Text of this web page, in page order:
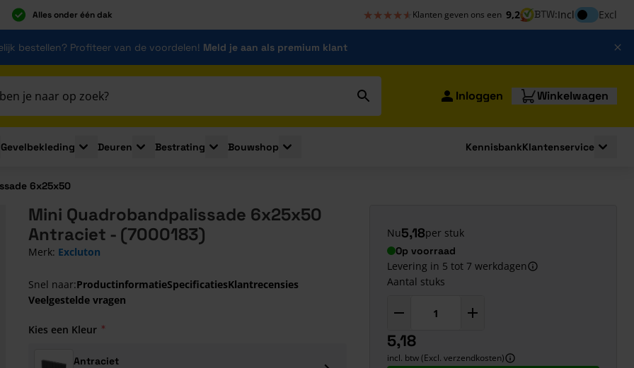
Alles onder één dak ★★★★★
★★★★★ Klanten geven ons een 9,2 BTW:InclInclusief btw
Excl
bestellen? Profiteer van de voordelen! Meld je aan als premium klant
Inloggen Winkelwagen
Plaatmaterialen
submenu for Isolatie
Gevelbekleding
Toggle submenu for Gevelbekleding
Deuren
Toggle submenu for Deuren
Bestrating
Toggle submenu for Bestrating
Bouwshop
Toggle submenu for Bouwshop
KennisbankKlantenservice
6x25x50
Mini Quadrobandpalissade 6x25x50
Antraciet - (7000183)
Merk: Excluton
Snel naar:ProductinformatieSpecificatiesKlantrecensies
Veelgestelde vragen
Kies een Kleur
Antraciet
Nu5,18per stuk
Op voorraad
Levering in 5 tot 7 werkdagen
Aantal stuks
5,18
incl. btw (Excl. verzendkosten)